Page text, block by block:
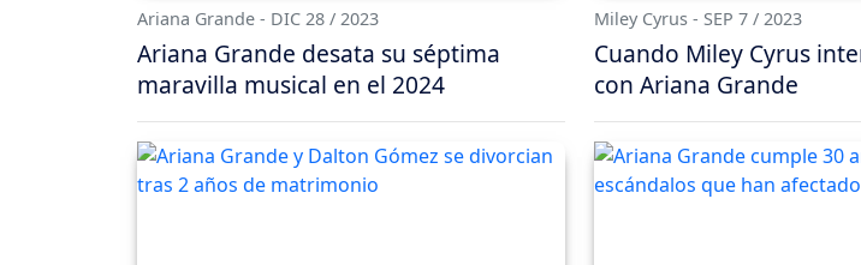
Ariana Grande - DIC 28 / 2023
Ariana Grande desata su séptima
maravilla musical en el 2024
Miley Cyrus - SEP 7 / 2023
Cuando Miley Cyrus
con Ariana Grande